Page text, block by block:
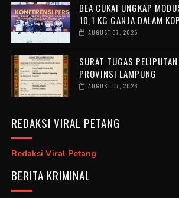
BEA CUKAI UNGKAP
10,1 KG GANJA DALAM
AUGUST 07, 2026
SURAT TUGAS
PROVINSI LAMPUNG
AUGUST 07, 2026
REDAKSI VIRAL PETANG
Redaksi Viral Petang
BERITA KRIMINAL